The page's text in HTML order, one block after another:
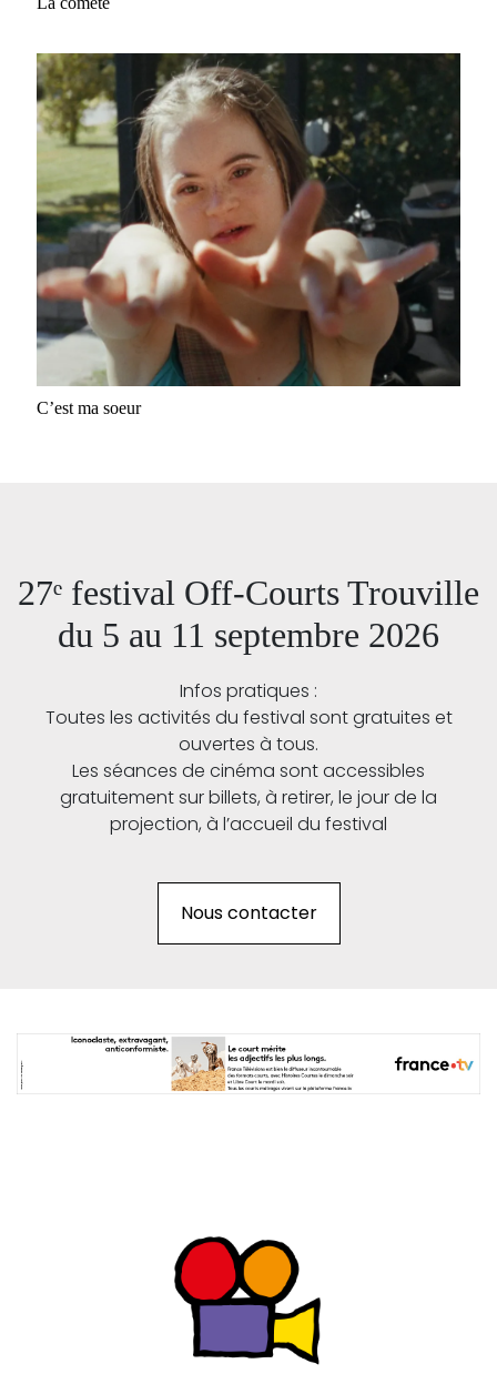
C’est ma soeur
27ᵉ festival Off-Courts Trouville
du 5 au 11 septembre 2026
Infos pratiques :
Toutes les activités du festival sont gratuites et
ouvertes à tous.
Les séances de cinéma sont accessibles
gratuitement sur billets, à retirer, le jour de la
projection, à l’accueil du festival
Nous contacter